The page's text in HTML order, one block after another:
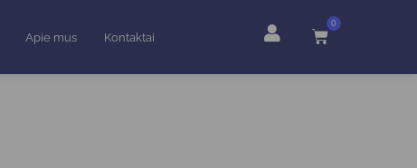
Apie mus Kontaktai
0